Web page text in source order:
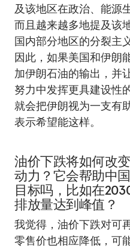
及该地区在政治、能源
而且越来越多地提及该
国内部分地区的分裂主
因此，如果美国和伊朗
加伊朗石油的输出，并
努力中发挥更具建设性
就会把伊朗视为一支有
表示希望能这样。
油价下跌将如何改
动力？它会帮助中
目标吗，比如在
排放量达到峰值？
我觉得，油价下跌对可
零售价也相应降低，可